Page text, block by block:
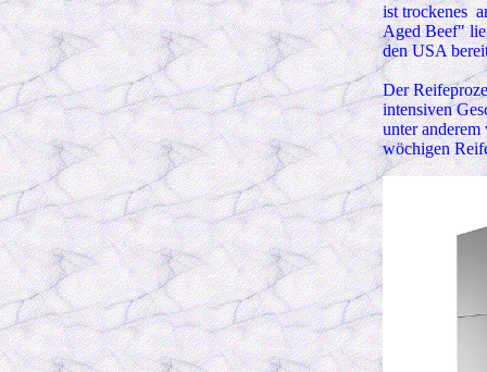
ist trockenes
Aged Beef"
den USA
Der
intensiven
unter
wöchigen